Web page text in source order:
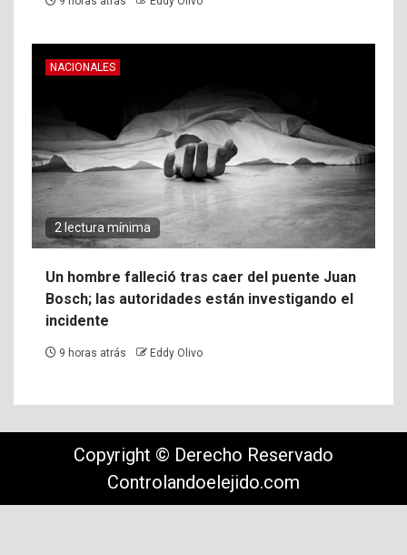
NACIONALES
2 lectura mínima
Un hombre falleció tras caer del puente Juan
Bosch; las autoridades están investigando el
incidente
9 horas atrás Eddy Olivo
Copyright © Derecho Reservado
Controlandoelejido.com